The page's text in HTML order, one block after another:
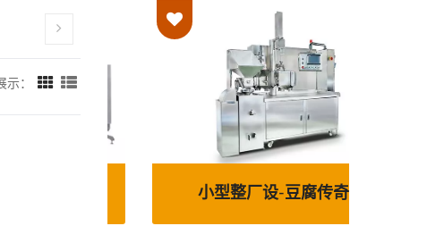
示：
小型整厂设-豆腐传奇